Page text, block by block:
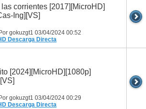
las corrientes [2017][MicroHD]
Ing][VS]
gokuzgt1 03/04/2024 00:52
Descarga Directa
[2024][MicroHD][1080p]
gokuzgt1 03/04/2024 00:29
Descarga Directa